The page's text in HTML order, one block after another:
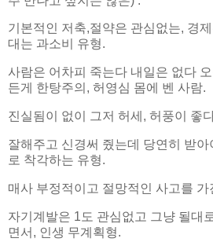
기본적인 저축,절약은 관심없는, 경
대는 과소비 유형.
사람은 어차피 죽는다 내일은 없다
든게 한탕주의, 허영심 몸에 벤 사람.
진실됨이 없이 그저 허세, 허풍이 좋
잘해주고 신경써 줬는데 당연히 받아
로 착각하는 유형.
매사 부정적이고 절망적인 사고를 가
자기계발은 1도 관심없고 그냥 될대
면서, 인생 무계획형.